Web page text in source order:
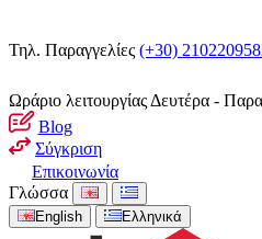
Τηλ. Παραγγελίες (+30)
Ωράριο λειτουργίας Δευτέρα -
Blog
Σύγκριση
Επικοινωνία
Γλώσσα
English Ελληνικά